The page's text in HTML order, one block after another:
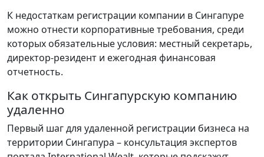
К недостаткам регистрации компании в Сингапуре
можно отнести корпоративные требования, среди
которых обязательные условия: местный секретарь,
директор-резидент и ежегодная финансовая
отчетность.
Как открыть Сингапурскую компанию
удаленно
Первый шаг для удаленной регистрации бизнеса на
территории Сингапура – консультация экспертов